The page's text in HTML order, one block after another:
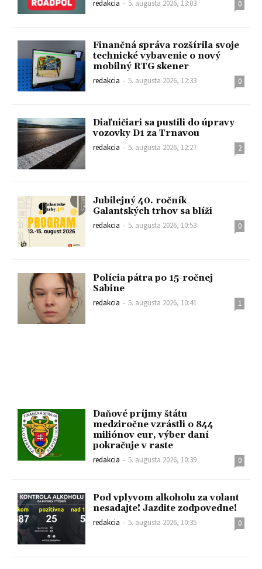
redakcia - 5. augusta 2026, 13:03 0
Finančná správa rozšírila svoje
technické vybavenie o nový
mobilný RTG skener
redakcia - 5. augusta 2026, 12:33 0
Diaľničiari sa pustili do úpravy
vozovky D1 za Trnavou
redakcia - 5. augusta 2026, 12:27 2
Jubilejný 40. ročník
Galantských trhov sa blíži
redakcia - 5. augusta 2026, 10:53 0
Polícia pátra po 15-ročnej
Sabine
redakcia - 5. augusta 2026, 10:41 1
Daňové príjmy štátu
medziročne vzrástli o 844
miliónov eur, výber daní
pokračuje v raste
redakcia - 5. augusta 2026, 10:39 0
Pod vplyvom alkoholu za volant
nesadajte! Jazdite zodpovedne!
redakcia - 5. augusta 2026, 10:35 0